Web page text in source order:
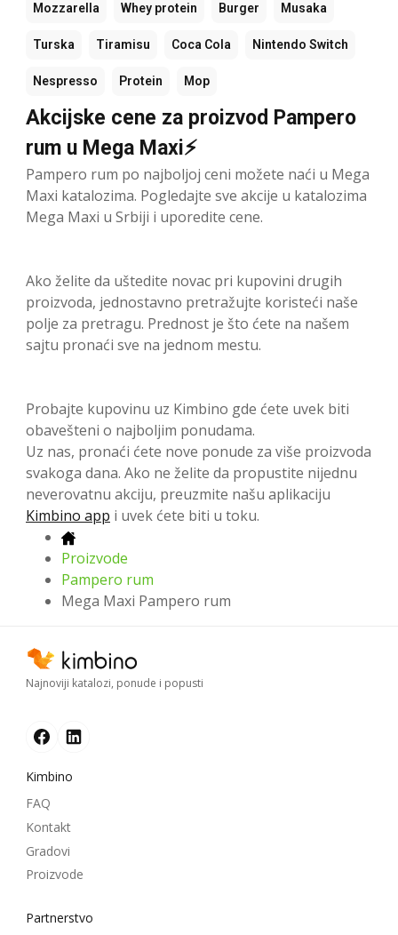
Mozzarella Whey protein Burger Musaka
Turska Tiramisu Coca Cola Nintendo Switch
Nespresso Protein Mop
Akcijske cene za proizvod Pampero
rum u Mega Maxi⚡
Pampero rum po najboljoj ceni možete naći u Mega
Maxi katalozima. Pogledajte sve akcije u katalozima
Mega Maxi u Srbiji i uporedite cene.
Ako želite da uštedite novac pri kupovini drugih
proizvoda, jednostavno pretražujte koristeći naše
polje za pretragu. Prednost je što ćete na našem
sajtu pronaći sve na jednom mestu.
Probajte kupovinu uz Kimbino gde ćete uvek biti
obavešteni o najboljim ponudama.
Uz nas, pronaći ćete nove ponude za više proizvoda
svakoga dana. Ako ne želite da propustite nijednu
neverovatnu akciju, preuzmite našu aplikaciju
Kimbino app i uvek ćete biti u toku.
Proizvode
Pampero rum
Mega Maxi Pampero rum
Najnoviji katalozi, ponude i popusti
Kimbino
FAQ
Kontakt
Gradovi
Proizvode
Partnerstvo